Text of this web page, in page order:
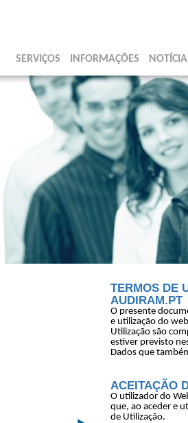
SERVIÇOS INFORMAÇÕES
TERMOS DE
AUDIRAM.PT
O presente
e utilização do
Utilização são
estiver previsto
Dados que
ACEITAÇÃO
O utilizador do
que, ao aceder e
de Utilização.